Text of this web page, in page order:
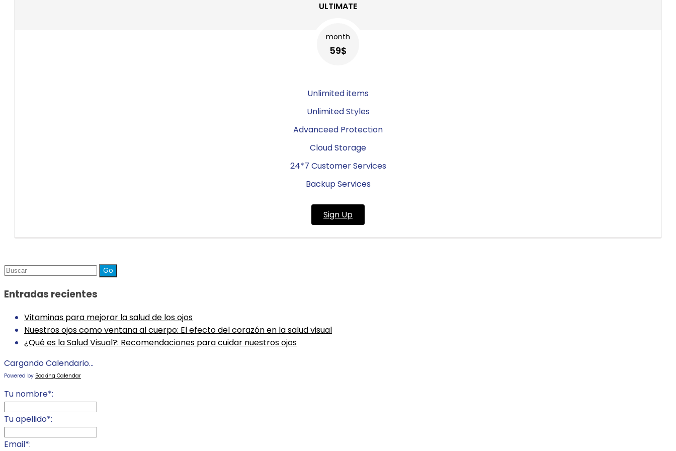
ULTIMATE
month
59$
Unlimited items
Unlimited Styles
Advanceed Protection
Cloud Storage
24*7 Customer Services
Backup Services
Sign Up
Buscar
Entradas recientes
Vitaminas para mejorar la salud de los ojos
Nuestros ojos como ventana al cuerpo: El efecto del corazón en la salud visual
¿Qué es la Salud Visual?: Recomendaciones para cuidar nuestros ojos
Cargando Calendario...
Powered by Booking Calendar
Tu nombre*:
Tu apellido*:
Email*: